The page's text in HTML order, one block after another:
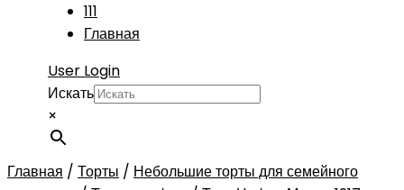
111
Главная
User Login
Искать
×
Главная / Торты / Небольшие торты для семейного